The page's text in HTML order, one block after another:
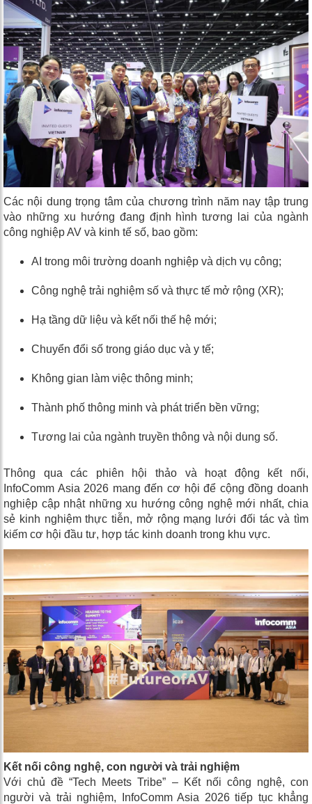
Các nội dung trọng tâm của chương trình năm nay tập trung
vào những xu hướng đang định hình tương lai của ngành
công nghiệp AV và kinh tế số, bao gồm:
AI trong môi trường doanh nghiệp và dịch vụ công;
Công nghệ trải nghiệm số và thực tế mở rộng (XR);
Hạ tầng dữ liệu và kết nối thế hệ mới;
Chuyển đổi số trong giáo dục và y tế;
Không gian làm việc thông minh;
Thành phố thông minh và phát triển bền vững;
Tương lai của ngành truyền thông và nội dung số.
Thông qua các phiên hội thảo và hoạt động kết nối,
InfoComm Asia 2026 mang đến cơ hội để cộng đồng doanh
nghiệp cập nhật những xu hướng công nghệ mới nhất, chia
sẻ kinh nghiệm thực tiễn, mở rộng mạng lưới đối tác và tìm
kiếm cơ hội đầu tư, hợp tác kinh doanh trong khu vực.
Kết nối công nghệ, con người và trải nghiệm
Với chủ đề “Tech Meets Tribe” – Kết nối công nghệ, con
người và trải nghiệm, InfoComm Asia 2026 tiếp tục khẳng